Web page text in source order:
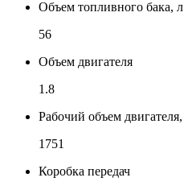
Объем топливного бака, л
56
Объем двигателя
1.8
Рабочий объем
1751
Коробка передач